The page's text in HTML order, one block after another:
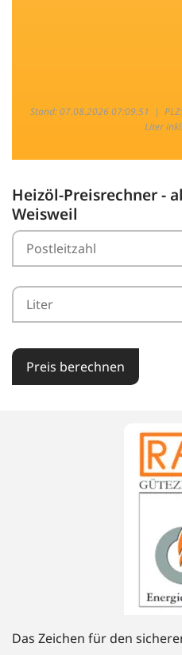
Stand: 07.08.2026 07:09:51 |
Liter
Heizöl-Preisrechner -
Weisweil
Preis berechnen
Das Zeichen für den